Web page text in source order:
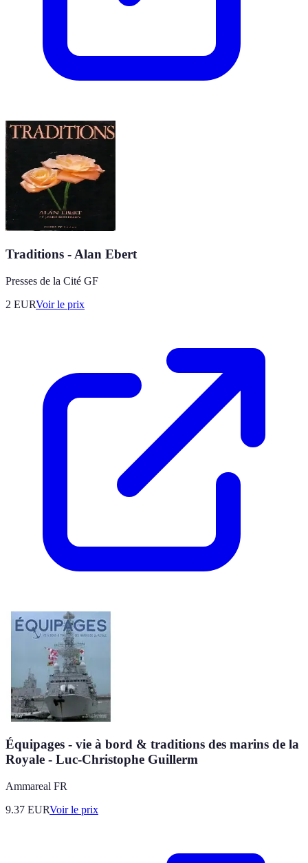
Traditions - Alan Ebert
Presses de la Cité GF
2 EURVoir le prix
Équipages - vie à bord & traditions des marins de la
Royale - Luc-Christophe Guillerm
Ammareal FR
9.37 EURVoir le prix